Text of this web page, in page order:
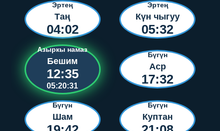
Эртең
Таң
04:02
Эртең
Күн чыгуу
05:32
Азыркы намаз
Бешим
12:35
05:20:31
Бүгүн
Аср
17:32
Бүгүн
Шам
Бүгүн
Куптан